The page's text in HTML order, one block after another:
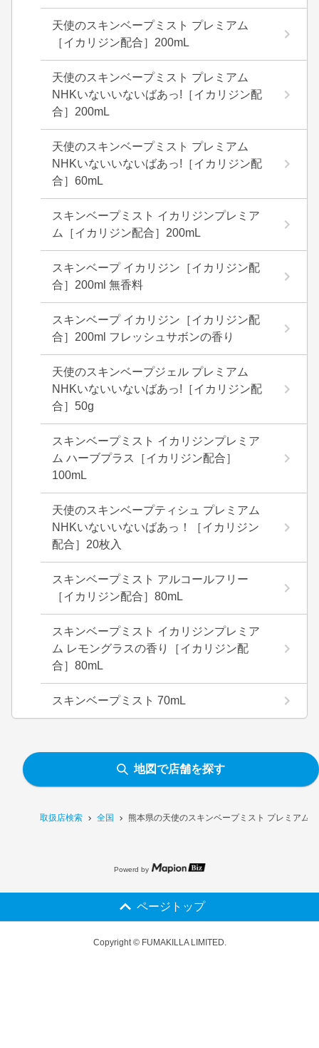
取扱店検索 全国 熊本県の天使のスキンベープミスト プレミアム
天使のスキンベープミスト プレミアム
［イカリジン配合］200mL
天使のスキンベープミスト プレミアム
NHKいないいないばあっ!［イカリジン配
合］200mL
天使のスキンベープミスト プレミアム
NHKいないいないばあっ!［イカリジン配
合］60mL
スキンベープミスト イカリジンプレミア
ム［イカリジン配合］200mL
スキンベープ イカリジン［イカリジン配
合］200ml 無香料
スキンベープ イカリジン［イカリジン配
合］200ml フレッシュサボンの香り
天使のスキンベープジェル プレミアム
NHKいないいないばあっ!［イカリジン配
合］50g
スキンベープミスト イカリジンプレミア
ム ハーブプラス［イカリジン配合］
100mL
天使のスキンベープティシュ プレミアム
NHKいないいないばあっ！［イカリジン
配合］20枚入
スキンベープミスト アルコールフリー
［イカリジン配合］80mL
スキンベープミスト イカリジンプレミア
ム レモングラスの香り［イカリジン配
合］80mL
スキンベープミスト 70mL
地図で店舗を探す
Powerd by
ページトップ
Copyright © FUMAKILLA LIMITED.